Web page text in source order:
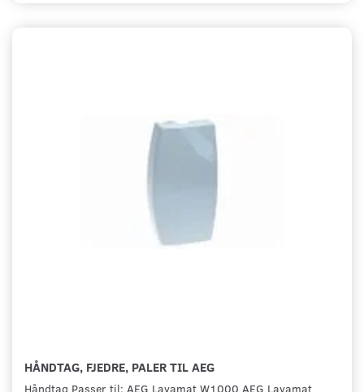
HÅNDTAG, FJEDRE, PALER TIL AEG
Håndtag Passer til: AEG Lavamat W1000 AEG Lavamat